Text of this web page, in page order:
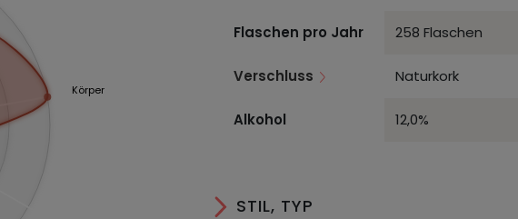
Körper
Flaschen pro Jahr 258 Flaschen
Verschluss Naturkork
Alkohol 12,0%
STIL, TYP